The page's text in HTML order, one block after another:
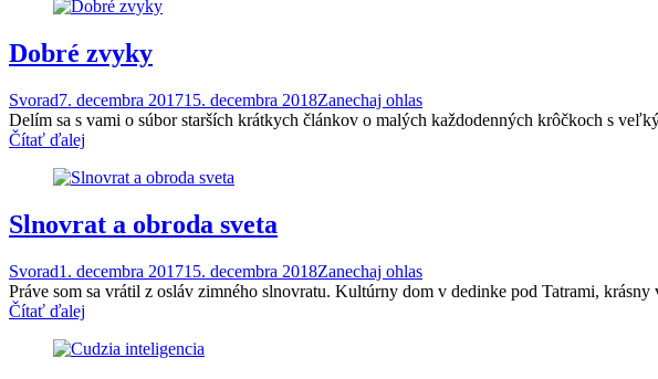
Dobré zvyky
Svorad7. decembra 201715. decembra 2018Zanechaj ohlas
Delím sa s vami o súbor starších krátkych článkov o malých kaž­do­den­ných krôčkoch s
Čítať ďalej
Slnovrat a obroda sveta
Svorad1. decembra 201715. decembra 2018Zanechaj ohlas
Práve som sa vrátil z osláv zim­ného slnovratu. Kultúrny dom v⁠ dedinke pod Tatra­mi,
Čítať ďalej